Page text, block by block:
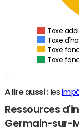
Taxe
Taxe
Taxe
Taxe
A lire aussi :les
Ressources
Germain-sur-